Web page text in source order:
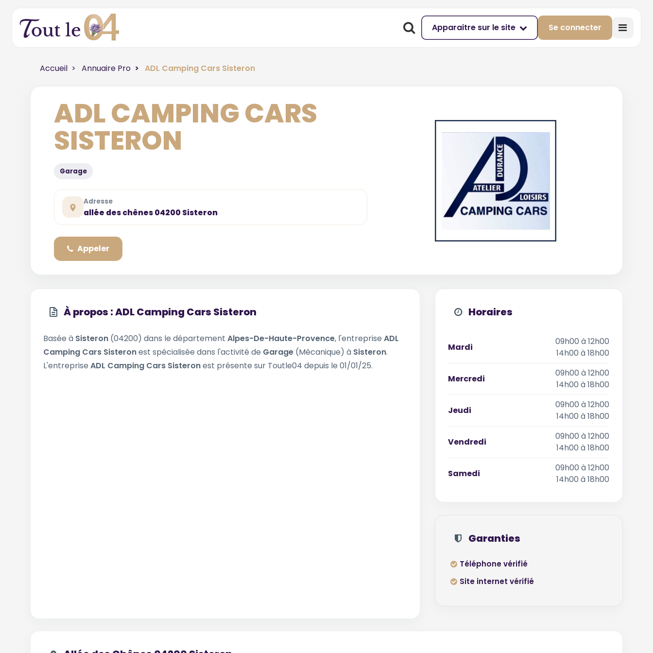
Apparaitre sur le site Se connecter
Accueil Annuaire Pro ADL Camping Cars Sisteron
ADL CAMPING CARS
SISTERON
Garage
Adresse
allée des chênes 04200 Sisteron
Appeler
À propos : ADL Camping Cars Sisteron
Basée à Sisteron (04200) dans le département Alpes-De-Haute-Provence, l'entreprise ADL
Camping Cars Sisteronest spécialisée dans l'activité de Garage (Mécanique) à Sisteron.
L'entreprise ADL Camping Cars Sisteronest présente sur Toutle04 depuis le 01/01/25.
Horaires
Mardi
09h00 à 12h00
14h00 à 18h00
Mercredi
09h00 à 12h00
14h00 à 18h00
Jeudi
09h00 à 12h00
14h00 à 18h00
Vendredi
09h00 à 12h00
14h00 à 18h00
Samedi
09h00 à 12h00
14h00 à 18h00
Garanties
Téléphone vérifié
Site internet vérifié